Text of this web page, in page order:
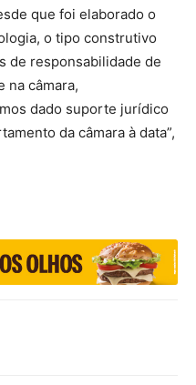
que foi elaborado o
o tipo construtivo
de responsabilidade de
na câmara,
dado suporte jurídico
da câmara à data”,